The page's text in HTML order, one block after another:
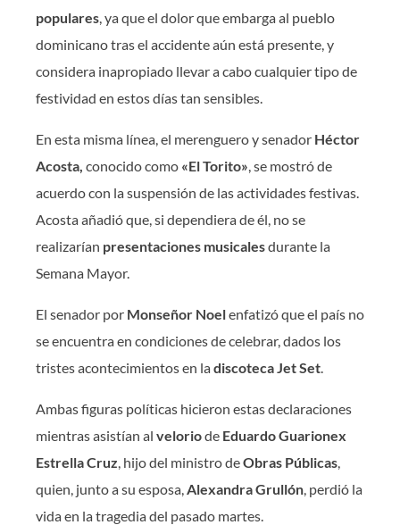
populares, ya que el dolor que embarga al pueblo
dominicano tras el accidente aún está presente, y
considera inapropiado llevar a cabo cualquier tipo de
festividad en estos días tan sensibles.
En esta misma línea, el merenguero y senador Héctor
Acosta, conocido como «El Torito», se mostró de
acuerdo con la suspensión de las actividades festivas.
Acosta añadió que, si dependiera de él, no se
realizarían presentaciones musicalesdurante la
Semana Mayor.
El senador por Monseñor Noelenfatizó que el país no
se encuentra en condiciones de celebrar, dados los
tristes acontecimientos en ladiscoteca Jet Set.
Ambas figuras políticas hicieron estas declaraciones
mientras asistían al veloriode Eduardo Guarionex
Estrella Cruz, hijo del ministro deObras Públicas,
quien, junto a su esposa,Alexandra Grullón, perdió la
vida en la tragedia del pasado martes.